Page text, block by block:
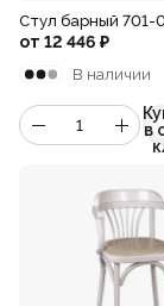
Стул барный 701-
от 12 446 ₽
В наличии
в